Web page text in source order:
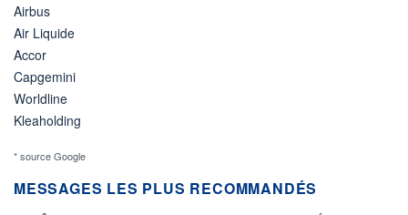
Airbus
Air Liquide
Accor
Capgemini
Worldline
Kleaholding
* source Google
MESSAGES LES PLUS RECOMMANDÉS